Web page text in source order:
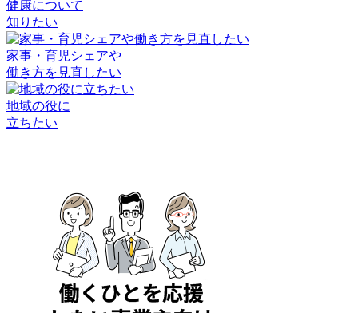
健康について
知りたい
家事・育児シェアや
働き方を見直したい
地域の役に
立ちたい